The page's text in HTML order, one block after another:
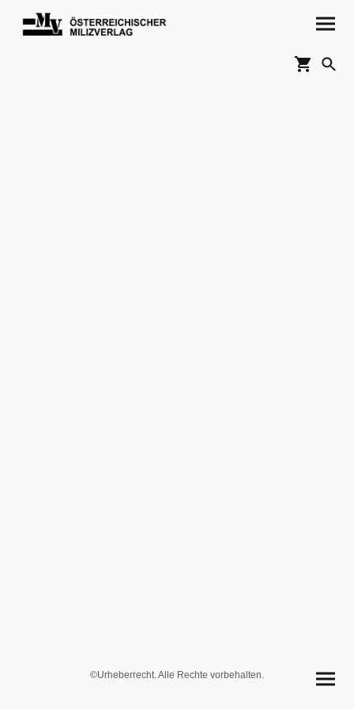
©Urheberrecht. Alle Rechte vorbehalten.